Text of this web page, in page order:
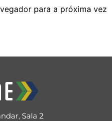
para a próxima vez
Sala 2